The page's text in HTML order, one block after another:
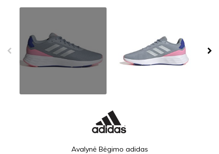
Avalynė Bėgimo adidas